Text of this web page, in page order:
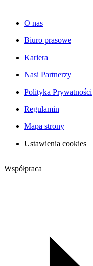
O nas
Biuro prasowe
Kariera
Nasi Partnerzy
Polityka Prywatności
Regulamin
Mapa strony
Ustawienia cookies
Współpraca